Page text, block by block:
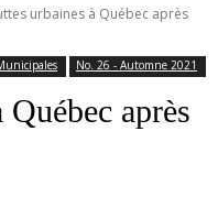
urbaines à Québec après
No. 26 - Automne 2021
après